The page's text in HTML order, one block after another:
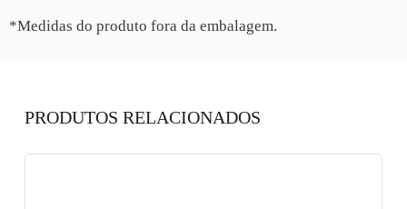
*Medidas do produto fora da embalagem.
PRODUTOS RELACIONADOS